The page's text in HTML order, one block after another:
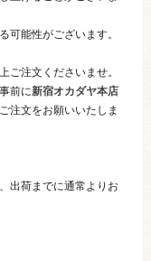
可能性がございます。
ご注文くださいませ。
前に新宿オカダヤ本店
注文をお願いいたしま
出荷までに通常よりお